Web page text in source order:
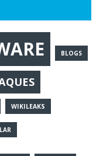
BLOGS
WIKILEAKS